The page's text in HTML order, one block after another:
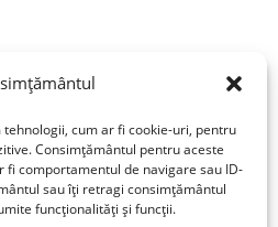
cum ar fi cookie-uri, pentru
Consimțământul pentru aceste
comportamentul de navigare sau ID-
sau îți retragi consimțământul
funcționalități și funcții.
comenzile se